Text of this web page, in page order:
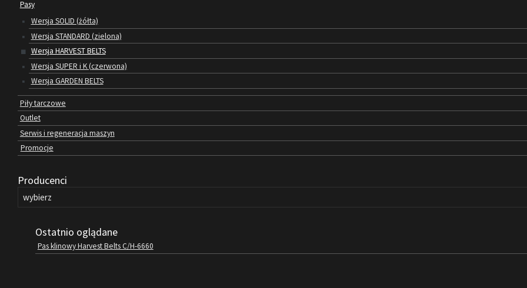
Pasy
Wersja SOLID (żółta)
Wersja STANDARD (zielona)
Wersja HARVEST BELTS
Wersja SUPER i K (czerwona)
Wersja GARDEN BELTS
Piły tarczowe
Outlet
Serwis i regeneracja maszyn
Promocje
Producenci
Ostatnio oglądane
Pas klinowy Harvest Belts C/H-6660